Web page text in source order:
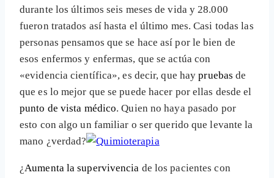
durante los últimos seis meses de vida y 28.000
fueron tratados así hasta el último mes. Casi todas las
personas pensamos que se hace así por le bien de
esos enfermos y enfermas, que se actúa con
«evidencia científica», es decir, que haypruebas de
que es lo mejor que se puede hacer por ellas desde el
punto de vista médico. Quien no haya pasado por
esto con algo un familiar o ser querido que levante la
mano ¿verdad?
¿Aumenta la supervivencia de los pacientes con